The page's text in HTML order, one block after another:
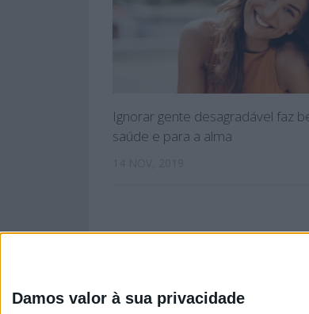
Damos valor à sua privacidade
Ignorar gente desagradável faz
saúde e para a alma